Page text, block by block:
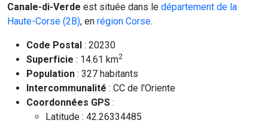
Canale-di-Verde est située dans le département de la
Haute-Corse (2B), en région Corse.
Code Postal : 20230
Superficie : 14.61 km2
Population : 327 habitants
Intercommunalité : CC de l'Oriente
Coordonnées GPS :
Latitude : 42.26334485